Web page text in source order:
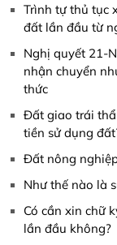
Trình tự thủ tục
đất lần đầu từ
Nghị quyết 21-
nhận chuyển
thức
Đất giao trái
tiền sử dụng
Đất nông
Như thế nào là
Có cần xin chữ
lần đầu không?